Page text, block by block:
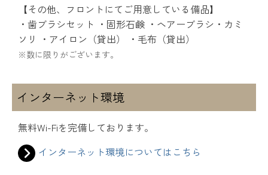
【その他、フロントにてご用意している備品】
・歯ブラシセット ・固形石鹸 ・ヘアーブラシ・カミ
ソリ
・アイロン（貸出） ・毛布（貸出）
※数に限りがございます。
インターネット環境
無料Wi-Fiを完備しております。
インターネット環境についてはこちら